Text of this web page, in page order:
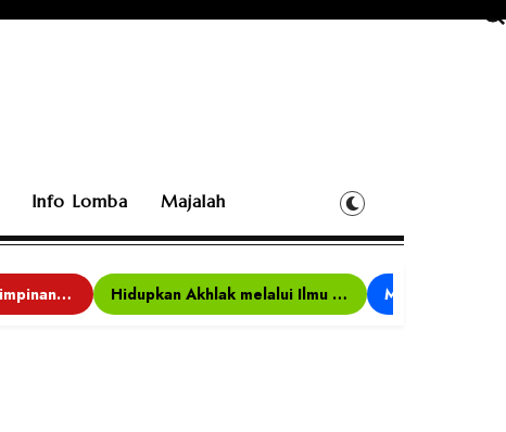
Info Lomba Majalah
Bina Karakter, Kepemimpinan, dan Kemandirian, 117 Peserta Ikuti Alfaro Camp di MAN 1 Darussalam Ciamis Hidupkan Akhlak melalui Ilmu yang Diamalkan